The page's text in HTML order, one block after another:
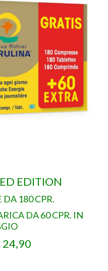
EDITION
180 CPR.
DA 60 CPR. IN
24,90